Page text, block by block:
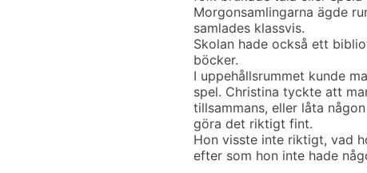
Morgonsamlingarna ägde
samlades klassvis.
Skolan hade också ett
böcker.
I uppehållsrummet kunde
spel. Christina tyckte att
tillsammans, eller låta
göra det riktigt fint.
Hon visste inte riktigt, vad
efter som hon inte hade